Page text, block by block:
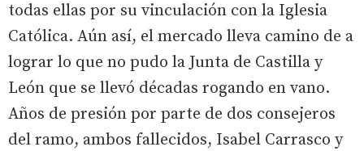
todas ellas por su vinculación con la Iglesia
Católica. Aún así, el mercado lleva camino de a
lograr lo que no pudo la Junta de Castilla y
León que se llevó décadas rogando en vano.
Años de presión por parte de dos consejeros
del ramo, ambos fallecidos, Isabel Carrasco y